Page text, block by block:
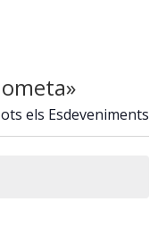
els Esdeveniments